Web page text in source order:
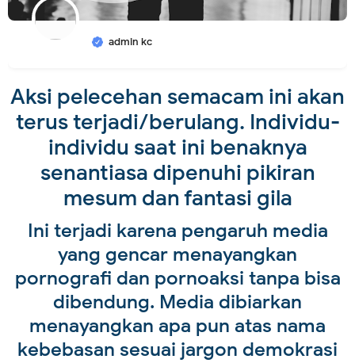
admin kc
Aksi pelecehan semacam ini akan
terus terjadi/berulang. Individu-
individu saat ini benaknya
senantiasa dipenuhi pikiran
mesum dan fantasi gila
Ini terjadi karena pengaruh media
yang gencar menayangkan
pornografi dan pornoaksi tanpa bisa
dibendung. Media dibiarkan
menayangkan apa pun atas nama
kebebasan sesuai jargon demokrasi